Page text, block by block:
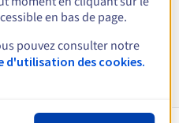
extensions
sur le .vet
en bas de page.
pouvez consulter notre
des cookies.